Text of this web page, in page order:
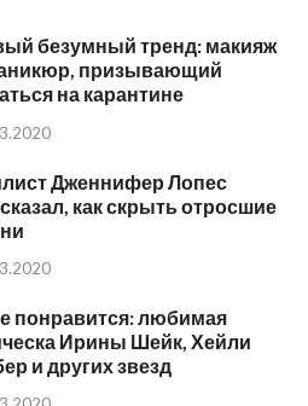
безумный тренд: макияж
призывающий
на карантине
Дженнифер Лопес
как скрыть отросшие
понравится: любимая
Ирины Шейк, Хейли
и других звезд